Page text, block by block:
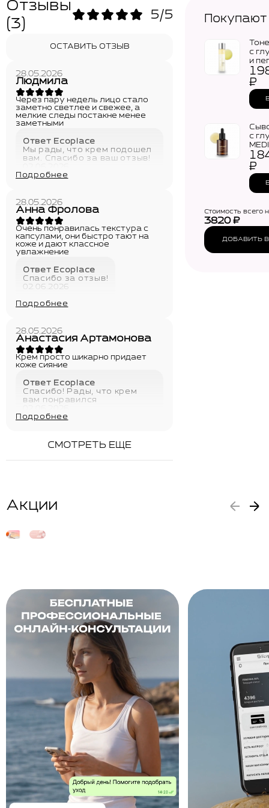
Отзывы
(3)
5/5
ОСТАВИТЬ ОТЗЫВ
28.05.2026
Людмила
Через пару недель лицо стало
заметно светлее и свежее, а
мелкие следы постакне менее
заметными
Ответ Ecoplace
Мы рады, что крем подошел
вам. Спасибо за ваш отзыв!
Подробнее
28.05.2026
Анна Фролова
Очень понравилась текстура с
капсулами, они быстро тают на
коже и дают классное
увлажнение
Ответ Ecoplace
Спасибо за отзыв!
02.06.2026
Подробнее
28.05.2026
Анастасия Артамонова
Крем просто шикарно придает
коже сияние
Ответ Ecoplace
Спасибо! Рады, что крем
вам понравился
Подробнее
СМОТРЕТЬ ЕЩЕ
с
и
₽
с
₽
Стоимость всего
3820₽
ДОБАВИТЬ
Акции